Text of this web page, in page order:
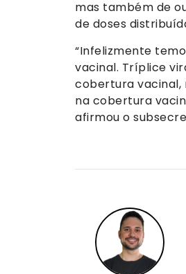
mas também de
de doses
“Infelizmente
vacinal. Tríplice
cobertura vacinal,
na cobertura
afirmou o